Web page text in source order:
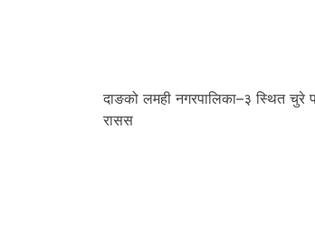
दाङको लमही नगरपालिका–३ स्थित चुरे
रासस